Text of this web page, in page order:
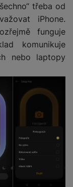
třeba od
iPhone.
funguje
komunikuje
nebo laptopy